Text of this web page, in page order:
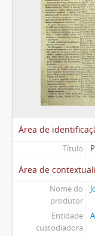
Área de
Título
Área de
Nome do
produtor
Entidade
custodiadora